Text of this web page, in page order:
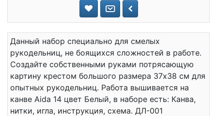
Данный набор специально для смелых
рукодельниц, не боящихся сложностей в работе.
Создайте собственными руками потрясающую
картину крестом большого размера 37x38 см для
опытных рукодельниц. Работа вышивается на
канве Aida 14 цвет Белый, в наборе есть: Канва,
нитки, игла, инструкция, схема. ДЛ-001